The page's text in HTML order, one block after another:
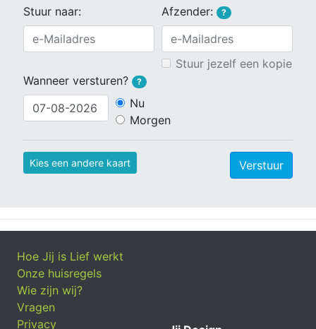
Stuur naar: Afzender: ?
Stuur jezelf een kopie
Wanneer versturen?
?
Nu
Morgen
Kies een andere kaart Verstuur
Hoe Jij is Lief werkt
Onze huisregels
Wie zijn wij?
Vragen
Privacy